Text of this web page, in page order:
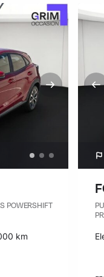
POWERSHIFT
:
km